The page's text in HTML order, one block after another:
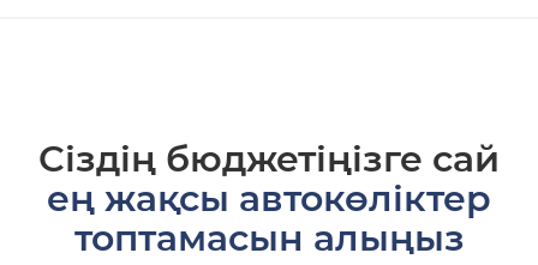
Сіздің бюджетіңізге сай
ең жақсы автокөліктер
топтамасын алыңыз